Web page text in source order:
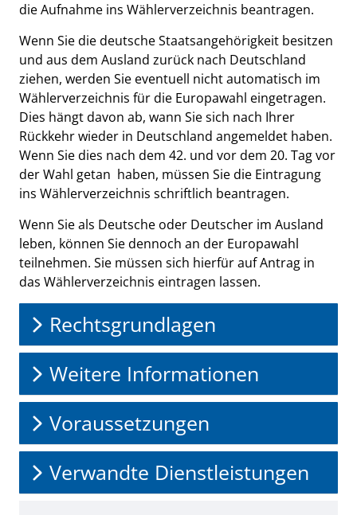
die Aufnahme ins Wählerverzeichnis beantragen.
Wenn Sie die deutsche Staatsangehörigkeit besitzen
und aus dem Ausland zurück nach Deutschland
ziehen, werden Sie eventuell nicht automatisch im
Wählerverzeichnis für die Europawahl eingetragen.
Dies hängt davon ab, wann Sie sich nach Ihrer
Rückkehr wieder in Deutschland angemeldet haben.
Wenn Sie dies nach dem 42. und vor dem 20. Tag vor
der Wahl getan haben, müssen Sie die Eintragung
ins Wählerverzeichnis schriftlich beantragen.
Wenn Sie als Deutsche oder Deutscher im Ausland
leben, können Sie dennoch an der Europawahl
teilnehmen. Sie müssen sich hierfür auf Antrag in
das Wählerverzeichnis eintragen lassen.
Rechtsgrundlagen
Weitere Informationen
Voraussetzungen
Verwandte Dienstleistungen